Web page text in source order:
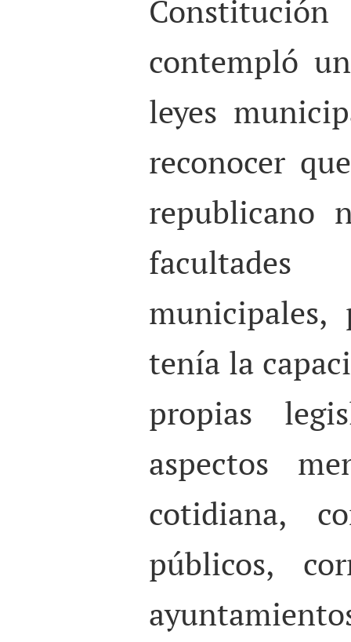
contempló
leyes
reconocer
republicano
municipales,
tenía la
propias
aspectos
cotidiana,
públicos,